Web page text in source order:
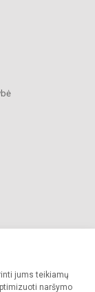
jums teikiamų
naršymo
teisės saugomos.
draudžiama.